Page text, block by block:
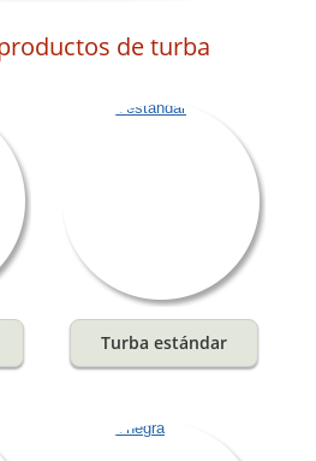
de turba
Turba estándar